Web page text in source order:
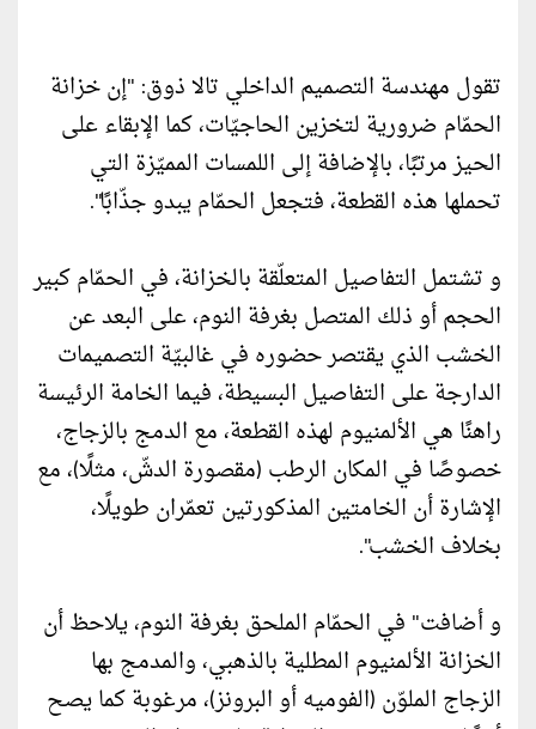
تقول مهندسة التصميم الداخلي تالا ذوق: "إن خزانة
الحمّام ضرورية لتخزين الحاجيّات، كما الإبقاء على
الحيز مرتبًا، بالإضافة إلى اللمسات المميّزة التي
تحملها هذه القطعة، فتجعل الحمّام يبدو جذّابًا".
و تشتمل التفاصيل المتعلّقة بالخزانة، في الحمّام كبير
الحجم أو ذلك المتصل بغرفة النوم، على البعد عن
الخشب الذي يقتصر حضوره في غالبيّة التصميمات
الدارجة على التفاصيل البسيطة، فيما الخامة الرئيسة
راهنًا هي الألمنيوم لهذه القطعة، مع الدمج بالزجاج،
خصوصًا في المكان الرطب (مقصورة الدشّ، مثلًا)، مع
الإشارة أن الخامتين المذكورتين تعمّران طويلًا،
بخلاف الخشب".
و أضافت" في الحمّام الملحق بغرفة النوم، يلاحظ أن
الخزانة الألمنيوم المطلية بالذهبي، والمدمج بها
الزجاج الملوّن (الفوميه أو البرونز)، مرغوبة كما يصح